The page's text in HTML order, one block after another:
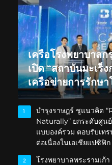
เครือโรงพยาบาลก
เปิด “สถาบันมะเร็
เครือข่ายการรักษ
1
บำรุงราษฎร์ ชูแนวคิด
Naturally” ยกระดับศูน
แบบองค์รวม ตอบรับเท
ต่อเนื่องในเอเชียแปซิฟิก
2
โรงพยาบาลพระรามเก้